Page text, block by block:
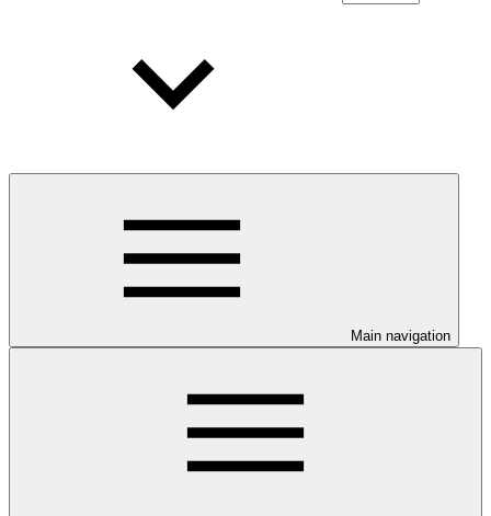
Main navigation